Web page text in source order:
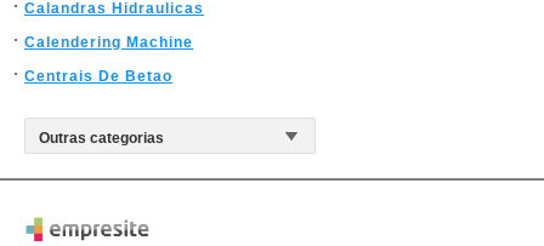
Calandras Hidraulicas
Calendering Machine
Centrais De Betao